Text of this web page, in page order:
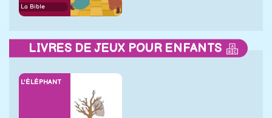
La Bible
LIVRES DE JEUX POUR ENFANTS
L'ÉLÉPHANT